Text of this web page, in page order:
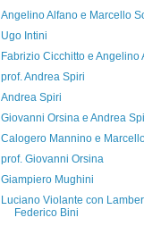
Angelino Alfano e Marcello
Ugo Intini
Fabrizio Cicchitto e Angelino
prof. Andrea Spiri
Andrea Spiri
Giovanni Orsina e Andrea
Calogero Mannino e
prof. Giovanni Orsina
Giampiero Mughini
Luciano Violante con
Federico Bini